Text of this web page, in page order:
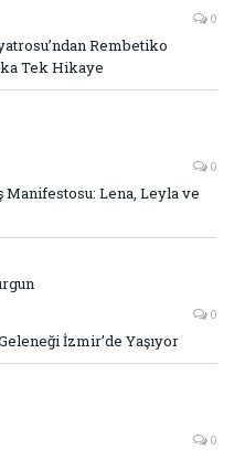
0
Rembetiko
Tek Hikaye
0
Manifestosu: Lena, Leyla ve
0
İzmir’de Yaşıyor
0